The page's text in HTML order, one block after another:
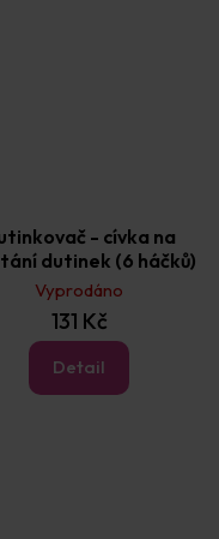
- cívka na
dutinek (6 háčků)
Vyprodáno
131 Kč
Detail